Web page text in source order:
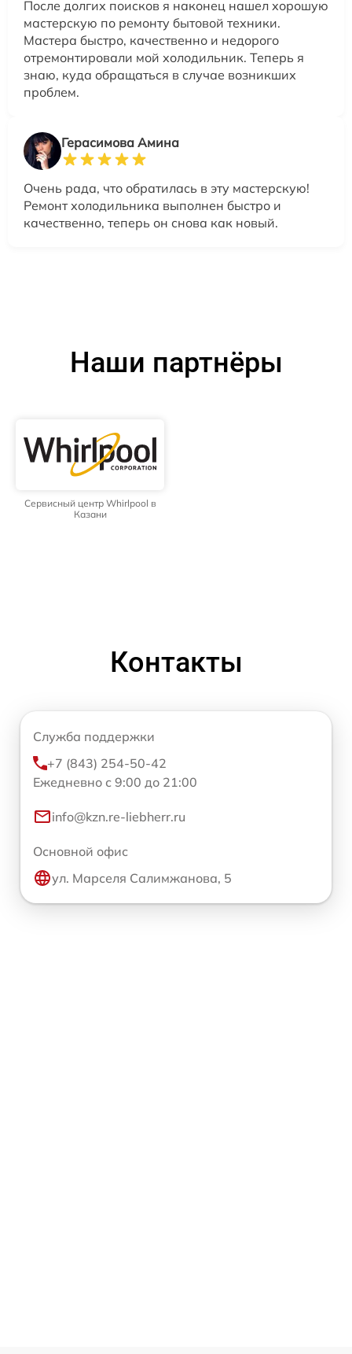
После долгих поисков я наконец нашел хорошую
мастерскую по ремонту бытовой техники.
Мастера быстро, качественно и недорого
отремонтировали мой холодильник. Теперь я
знаю, куда обращаться в случае возникших
проблем.
Герасимова Амина
Очень рада, что обратилась в эту мастерскую!
Ремонт холодильника выполнен быстро и
качественно, теперь он снова как новый.
Наши партнёры
Сервисный центр Whirlpool в
Казани
Контакты
Служба поддержки
+7 (843) 254-50-42
Ежедневно с 9:00 до 21:00
info@kzn.re-liebherr.ru
Основной офис
ул. Марселя Салимжанова, 5